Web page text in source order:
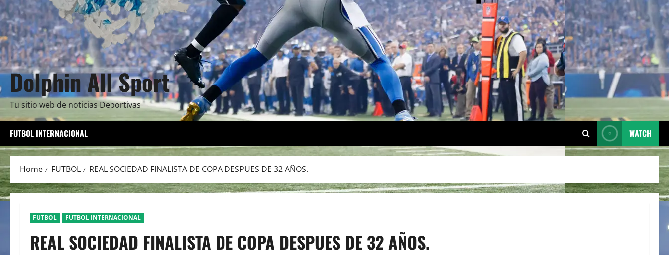
Dolphin All Sport
Tu sitio web de noticias Deportivas
FUTBOL INTERNACIONAL WATCH
Home FUTBOL REAL SOCIEDAD FINALISTA DE COPA DESPUES DE 32 AÑOS.
FUTBOL FUTBOL INTERNACIONAL
REAL SOCIEDAD FINALISTA DE COPA DESPUES DE 32 AÑOS.